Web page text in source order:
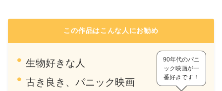
この作品はこんな人にお勧め
生物好きな人
古き良き、パニック映画
90年代のパニ
ック映画が一
番好きです！